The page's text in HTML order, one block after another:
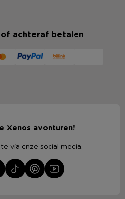
achteraf betalen
Xenos avonturen!
via onze social media.